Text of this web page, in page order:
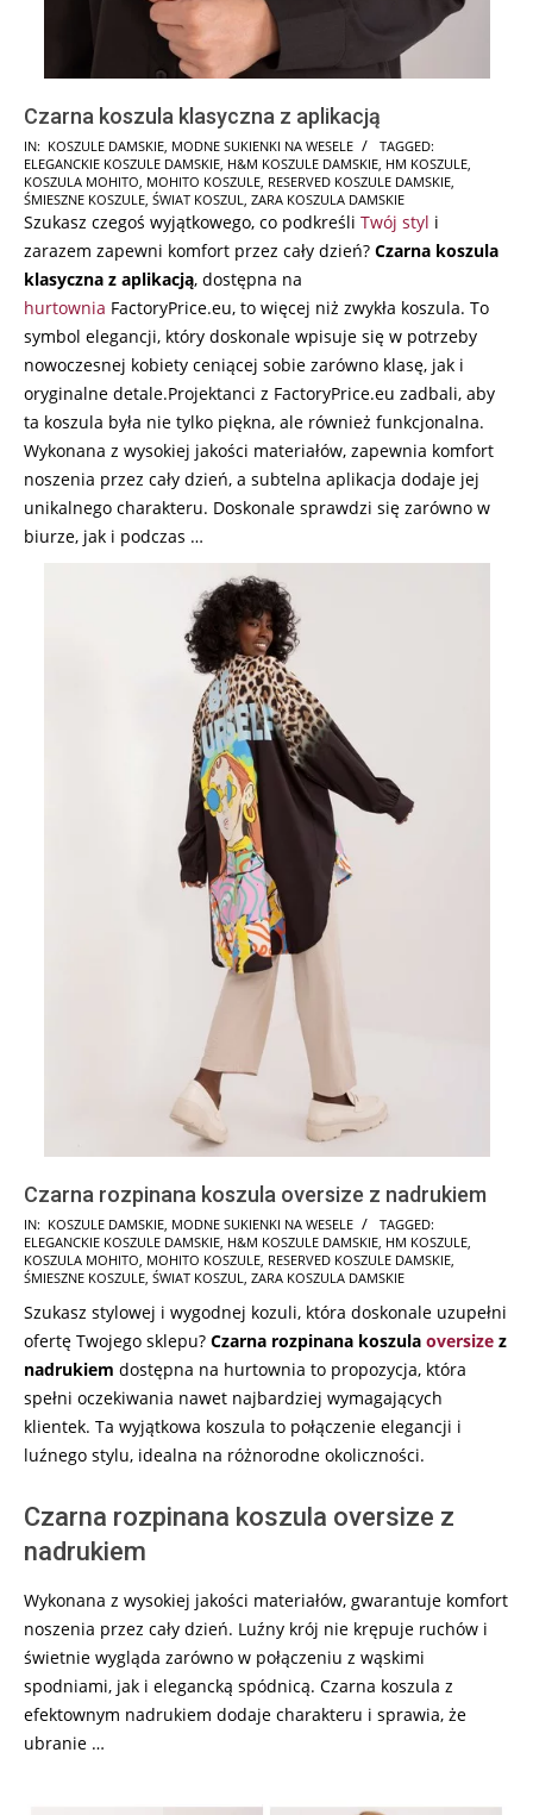
Czarna koszula klasyczna z aplikacją
2024-
06-
28
IN: KOSZULE DAMSKIE MODNE SUKIENKI NA WESELE
TAGGED:
ELEGANCKIE KOSZULE DAMSKIE H&M KOSZULE DAMSKIE HM KOSZULE
KOSZULA MOHITO MOHITO KOSZULE RESERVED KOSZULE DAMSKIE
ŚMIESZNE KOSZULE ŚWIAT KOSZUL ZARA KOSZULA DAMSKIE
Szukasz czegoś wyjątkowego, co podkreśli Twój styl i
zarazem zapewni komfort przez cały dzień? Czarna koszula
klasyczna z aplikacją, dostępna na
hurtownia FactoryPrice.eu, to więcej niż zwykła koszula. To
symbol elegancji, który doskonale wpisuje się w potrzeby
nowoczesnej kobiety ceniącej sobie zarówno klasę, jak i
oryginalne detale.Projektanci z FactoryPrice.eu zadbali, aby
ta koszula była nie tylko piękna, ale również funkcjonalna.
Wykonana z wysokiej jakości materiałów, zapewnia komfort
noszenia przez cały dzień, a subtelna aplikacja dodaje jej
unikalnego charakteru. Doskonale sprawdzi się zarówno w
biurze, jak i podczas …
Czarna rozpinana koszula oversize z nadrukiem
2024-
06-
24
IN: KOSZULE DAMSKIE, MODNE SUKIENKI NA WESELE
TAGGED:
ELEGANCKIE KOSZULE DAMSKIE, H&M KOSZULE DAMSKIE, HM KOSZULE,
KOSZULA MOHITO, MOHITO KOSZULE, RESERVED KOSZULE DAMSKIE,
ŚMIESZNE KOSZULE, ŚWIAT KOSZUL, ZARA KOSZULA DAMSKIE
Szukasz stylowej i wygodnej kozuli, która doskonale uzupełni
ofertę Twojego sklepu? Czarna rozpinana koszula oversize z
nadrukiem dostępna na hurtownia to propozycja, która
spełni oczekiwania nawet najbardziej wymagających
klientek. Ta wyjątkowa koszula to połączenie elegancji i
luźnego stylu, idealna na różnorodne okoliczności.
Czarna rozpinana koszula oversize z
nadrukiem
Wykonana z wysokiej jakości materiałów, gwarantuje komfort
noszenia przez cały dzień. Luźny krój nie krępuje ruchów i
świetnie wygląda zarówno w połączeniu z wąskimi
spodniami, jak i elegancką spódnicą. Czarna koszula z
efektownym nadrukiem dodaje charakteru i sprawia, że
ubranie …